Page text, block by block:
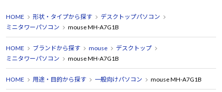
HOME 形状・タイプから探す
デスクトップパソコン
ミニタワーパソコン
mouse MH-A7G1B
HOME ブランドから探す mouse
デスクトップ
ミニタワーパソコン
mouse MH-A7G1B
HOME 用途・目的から探す 一般向けパソコン mouse MH-A7G1B